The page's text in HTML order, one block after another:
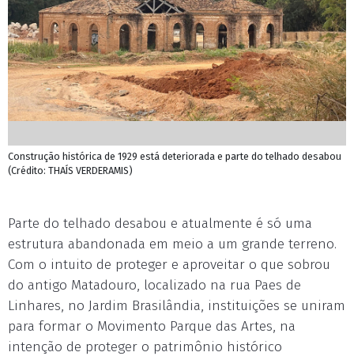
Construção histórica de 1929 está deteriorada e parte do telhado desabou
(Crédito: THAÍS VERDERAMIS)
Parte do telhado desabou e atualmente é só uma
estrutura abandonada em meio a um grande terreno.
Com o intuito de proteger e aproveitar o que sobrou
do antigo Matadouro, localizado na rua Paes de
Linhares, no Jardim Brasilândia, instituições se uniram
para formar o Movimento Parque das Artes, na
intenção de proteger o patrimônio histórico